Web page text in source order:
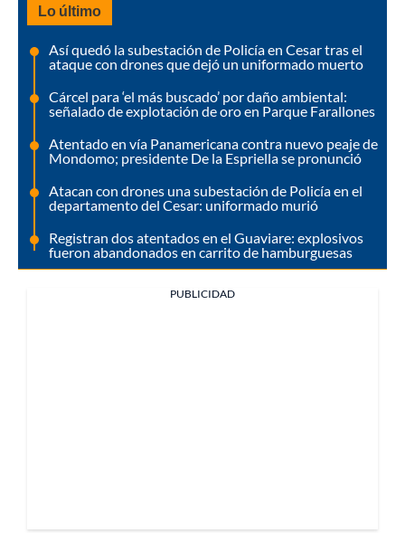
Lo último
Así quedó la subestación de Policía en Cesar tras el
ataque con drones que dejó un uniformado muerto
Cárcel para ‘el más buscado’ por daño ambiental:
señalado de explotación de oro en Parque Farallones
Atentado en vía Panamericana contra nuevo peaje de
Mondomo; presidente De la Espriella se pronunció
Atacan con drones una subestación de Policía en el
departamento del Cesar: uniformado murió
Registran dos atentados en el Guaviare: explosivos
fueron abandonados en carrito de hamburguesas
PUBLICIDAD